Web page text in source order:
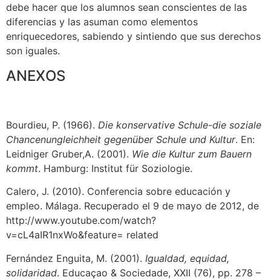
debe hacer que los alumnos sean conscientes de las
diferencias y las asuman como elementos
enriquecedores, sabiendo y sintiendo que sus derechos
son iguales.
ANEXOS
Bourdieu, P. (1966). Die konservative Schule-die soziale
Chancenungleichheit gegenüber Schule und Kultur. En:
Leidniger Gruber,A. (2001). Wie die Kultur zum Bauern
kommt. Hamburg: Institut für Soziologie.
Calero, J. (2010). Conferencia sobre educación y
empleo. Málaga. Recuperado el 9 de mayo de 2012, de
http://www.youtube.com/watch?
v=cL4aIR1nxWo&feature= related
Fernández Enguita, M. (2001). Igualdad, equidad,
solidaridad. Educaçao & Sociedade, XXII (76), pp. 278 –